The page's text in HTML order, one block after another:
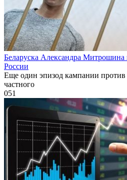
Беларуска Александра Митрошина
России
Еще один эпизод кампании
частного
051